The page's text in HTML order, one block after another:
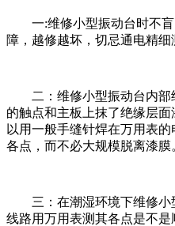
一:维修小型振动台时不盲
障，越修越坏，切忌通电精细
二：维修小型振动台内部
的触点和主板上抹了绝缘层
以用一般手缝针焊在万用表
各点，而不必大规模脱离漆膜
三：在潮湿环境下维修小
线路用万用表测其各点是不